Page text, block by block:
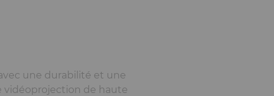
une durabilité et une
vidéoprojection de haute